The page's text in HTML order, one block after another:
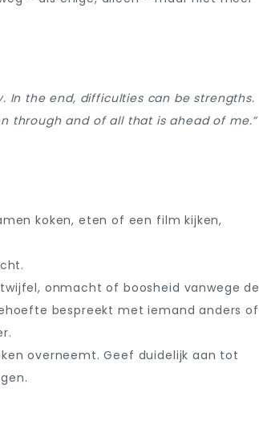
In the end, difficulties can be strengths.
through and of all that is ahead of me.”
koken, eten of een film kijken,
onmacht of boosheid vanwege de
bespreekt met iemand anders of
overneemt. Geef duidelijk aan tot